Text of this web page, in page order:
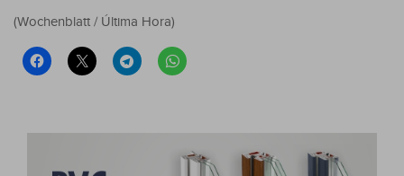
(Wochenblatt / Última Hora)